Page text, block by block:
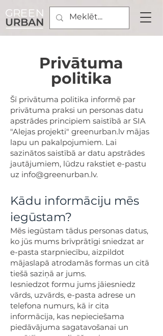
Privātuma
politika
Šī privātuma politika informē par
privātuma praksi un personas datu
apstrādes principiem saistībā ar SIA
"Alejas projekti" greenurban.lv mājas
lapu un pakalpojumiem. Lai
sazinātos saistībā ar datu apstrādes
jautājumiem, lūdzu rakstiet e-pastu
uz info@greenurban.lv.
Kādu informāciju mēs
iegūstam?
Mēs iegūstam tādus personas datus,
ko jūs mums brīvprātīgi sniedzat ar
e-pasta starpniecību, aizpildot
mājaslapā atrodamās formas un citā
tiešā saziņā ar jums.
Iesniedzot formu jums jāiesniedz
vārds, uzvārds, e-pasta adrese un
telefona numurs, kā ir cita
informācija, kas nepieciešama
piedāvājuma sagatavošanai un